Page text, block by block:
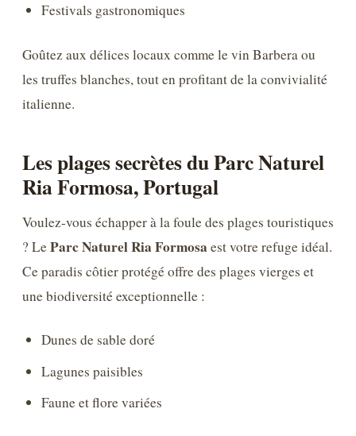
Festivals gastronomiques
Goûtez aux délices locaux comme le vin Barbera ou
les truffes blanches, tout en profitant de la convivialité
italienne.
Les plages secrètes du Parc Naturel
Ria Formosa, Portugal
Voulez-vous échapper à la foule des plages touristiques
? Le Parc Naturel Ria Formosa est votre refuge idéal.
Ce paradis côtier protégé offre des plages vierges et
une biodiversité exceptionnelle :
Dunes de sable doré
Lagunes paisibles
Faune et flore variées